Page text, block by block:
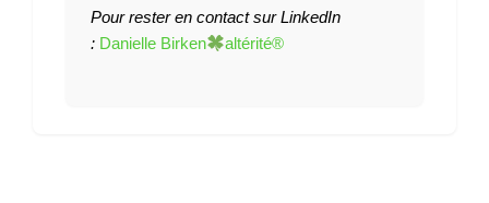
Pour rester en contact sur LinkedIn
: Danielle Birken altérité®